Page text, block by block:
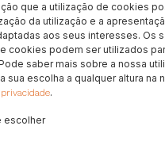
Personalizada em
que uma proteção extra
Oferece um toque
Deixe a sua
se, graças às suas
a possibilidade de
que a utilização de cookies
da utilização e a
aos seus interesses. Os
cookies podem ser utilizados
saber mais sobre a nossa
sua escolha a qualquer altura na
.
escolher